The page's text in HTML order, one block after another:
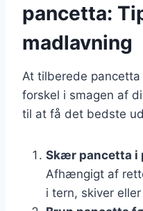
pancetta:
madlavning
At tilberede
forskel i smagen af
til at få det bedste
Skær pancetta i
Afhængigt af
i tern, skiver